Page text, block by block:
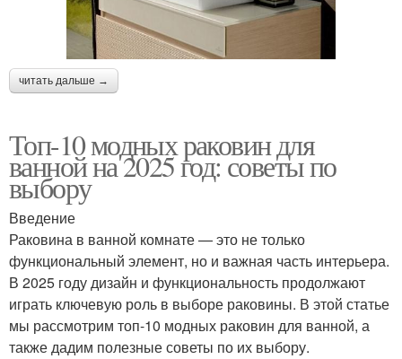
читать дальше →
Топ-10 модных раковин для
ванной на 2025 год: советы по
выбору
Введение
Раковина в ванной комнате — это не только
функциональный элемент, но и важная часть интерьера.
В 2025 году дизайн и функциональность продолжают
играть ключевую роль в выборе раковины. В этой статье
мы рассмотрим топ-10 модных раковин для ванной, а
также дадим полезные советы по их выбору.